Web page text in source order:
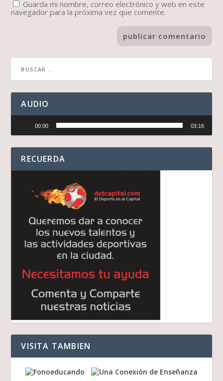
Guarda mi nombre, correo electrónico y web en este
navegador para la próxima vez que comente.
AUDIO
audio
00:00 03:16
RECUERDA
VISITA TAMBIEN